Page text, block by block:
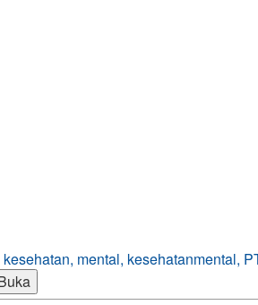
kesehatan, mental, kesehatanmental,